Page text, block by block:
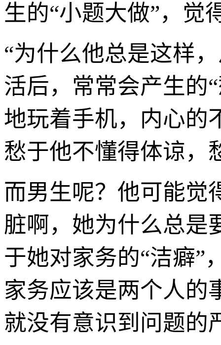
生的“小题大做”，觉
“为什么他总是这样
活后，常常会产生的
地玩着手机，内心的
愁于他不懂得体谅，
而男生呢？他可能觉
脏啊，她为什么总是
于她对家务的“洁癖”
家务应该是两个人的
就没有意识到问题的